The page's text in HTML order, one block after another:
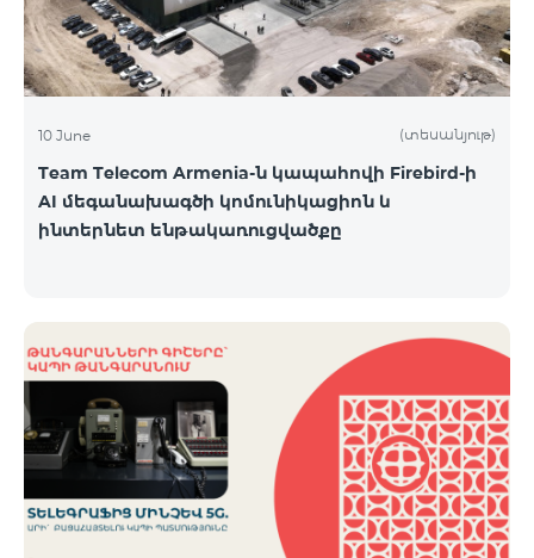
10 June (տեսանյութ)
Team Telecom Armenia-ն կապահովի Firebird-ի
AI մեգանախագծի կոմունիկացիոն և
ինտերնետ ենթակառուցվածքը